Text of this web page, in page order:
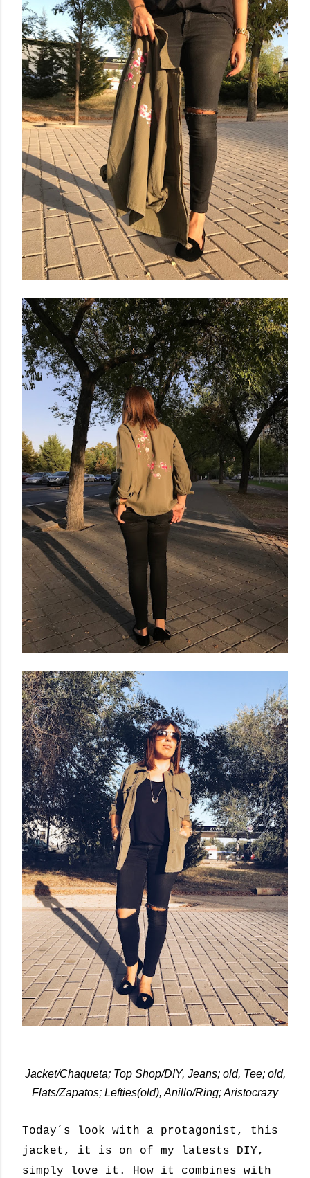
Jacket/Chaqueta; Top Shop/DIY, Jeans; old, Tee; old,
Flats/Zapatos; Lefties(old), Anillo/Ring; Aristocrazy
Today´s look with a protagonist, this
jacket, it is on of my latests DIY,
simply love it. How it combines with